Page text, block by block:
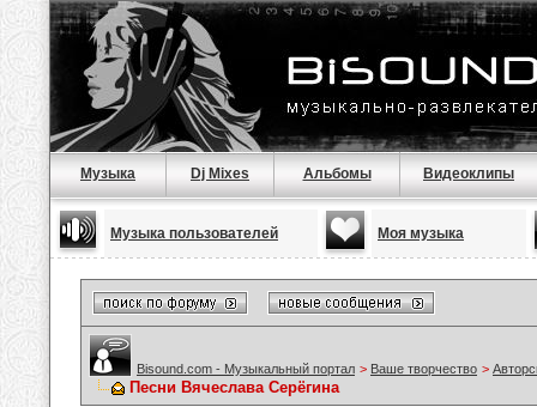
Музыка Dj Mixes Альбомы Видеоклипы
Музыка пользователей Моя музыка
Bisound.com - Музыкальный портал > Ваше творчество >
Песни Вячеслава Серёгина